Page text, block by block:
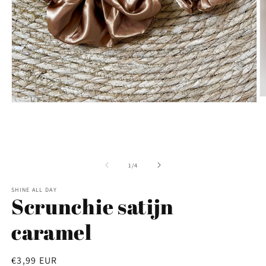
1/van
4
SHINE ALL DAY
Scrunchie satijn
caramel
Normale
€3,99 EUR